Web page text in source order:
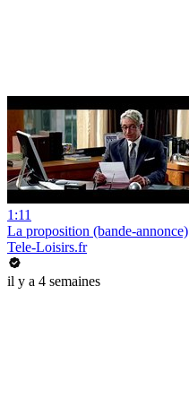
1:11
La proposition (bande-annonce)
Tele-Loisirs.fr
il y a 4 semaines